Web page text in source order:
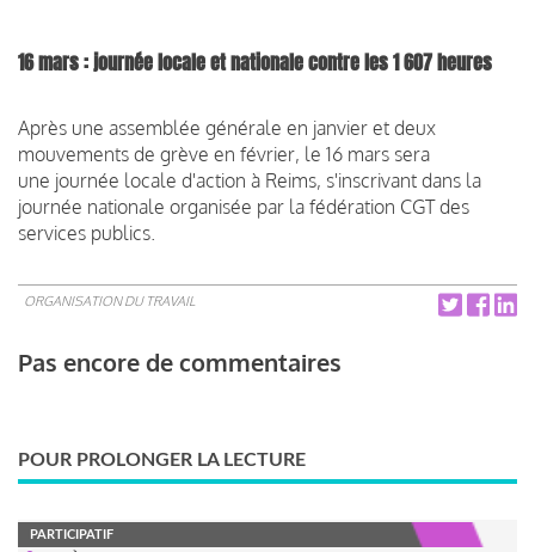
16 mars : journée locale et nationale contre les 1 607 heures
Après une assemblée générale en janvier et deux
mouvements de grève en février, le 16 mars sera
une journée locale d'action à Reims, s'inscrivant dans la
journée nationale organisée par la fédération CGT des
services publics.
ORGANISATION DU TRAVAIL
Pas encore de commentaires
POUR PROLONGER LA LECTURE
PARTICIPATIF